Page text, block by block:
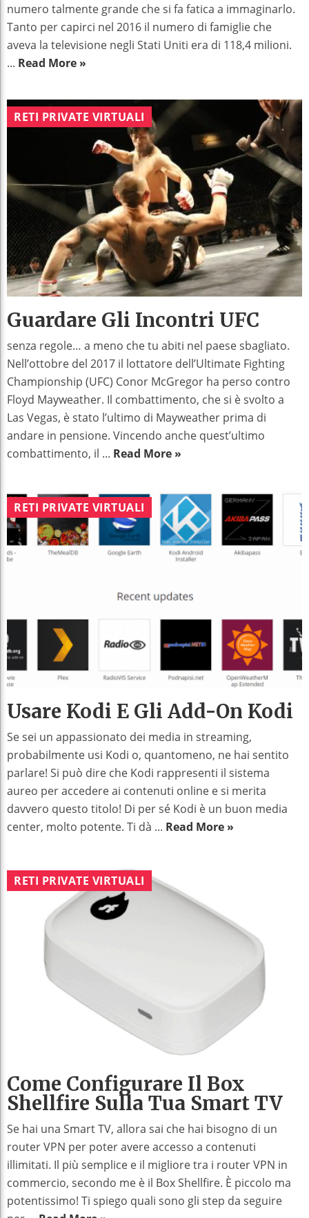
numero talmente grande che si fa fatica a immaginarlo.
Tanto per capirci nel 2016 il numero di famiglie che
aveva la televisione negli Stati Uniti era di 118,4 milioni.
... Read More »
RETI PRIVATE VIRTUALI
Guardare Gli Incontri UFC
senza regole… a meno che tu abiti nel paese sbagliato.
Nell’ottobre del 2017 il lottatore dell’Ultimate Fighting
Championship (UFC) Conor McGregor ha perso contro
Floyd Mayweather. Il combattimento, che si è svolto a
Las Vegas, è stato l’ultimo di Mayweather prima di
andare in pensione. Vincendo anche quest’ultimo
combattimento, il ... Read More »
RETI PRIVATE VIRTUALI
Usare Kodi E Gli Add-On Kodi
Se sei un appassionato dei media in streaming,
probabilmente usi Kodi o, quantomeno, ne hai sentito
parlare! Si può dire che Kodi rappresenti il sistema
aureo per accedere ai contenuti online e si merita
davvero questo titolo! Di per sé Kodi è un buon media
center, molto potente. Ti dà ... Read More »
RETI PRIVATE VIRTUALI
Come Configurare Il Box
Shellfire Sulla Tua Smart TV
Se hai una Smart TV, allora sai che hai bisogno di un
router VPN per poter avere accesso a contenuti
illimitati. Il più semplice e il migliore tra i router VPN in
commercio, secondo me è il Box Shellfire. È piccolo ma
potentissimo! Ti spiego quali sono gli step da seguire